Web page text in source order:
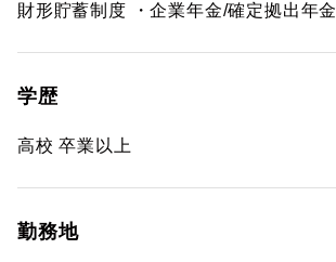
財形貯蓄制度 ・企業年金/確定拠出年金
学歴
高校 卒業以上
勤務地